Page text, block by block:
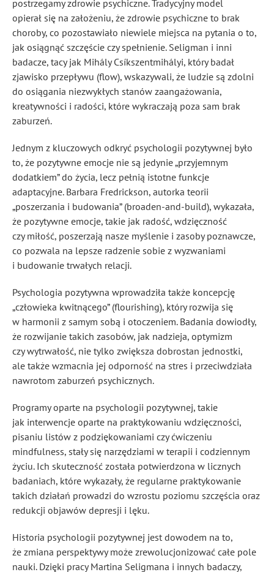
postrzegamy zdrowie psychiczne. Tradycyjny model
opierał się na założeniu, że zdrowie psychiczne to brak
choroby, co pozostawiało niewiele miejsca na pytania o to,
jak osiągnąć szczęście czy spełnienie. Seligman i inni
badacze, tacy jak Mihály Csíkszentmihályi, który badał
zjawisko przepływu (flow), wskazywali, że ludzie są zdolni
do osiągania niezwykłych stanów zaangażowania,
kreatywności i radości, które wykraczają poza sam brak
zaburzeń.
Jednym z kluczowych odkryć psychologii pozytywnej było
to, że pozytywne emocje nie są jedynie „przyjemnym
dodatkiem” do życia, lecz pełnią istotne funkcje
adaptacyjne. Barbara Fredrickson, autorka teorii
„poszerzania i budowania” (broaden-and-build), wykazała,
że pozytywne emocje, takie jak radość, wdzięczność
czy miłość, poszerzają nasze myślenie i zasoby poznawcze,
co pozwala na lepsze radzenie sobie z wyzwaniami
i budowanie trwałych relacji.
Psychologia pozytywna wprowadziła także koncepcję
„człowieka kwitnącego” (flourishing), który rozwija się
w harmonii z samym sobą i otoczeniem. Badania dowiodły,
że rozwijanie takich zasobów, jak nadzieja, optymizm
czy wytrwałość, nie tylko zwiększa dobrostan jednostki,
ale także wzmacnia jej odporność na stres i przeciwdziała
nawrotom zaburzeń psychicznych.
Programy oparte na psychologii pozytywnej, takie
jak interwencje oparte na praktykowaniu wdzięczności,
pisaniu listów z podziękowaniami czy ćwiczeniu
mindfulness, stały się narzędziami w terapii i codziennym
życiu. Ich skuteczność została potwierdzona w licznych
badaniach, które wykazały, że regularne praktykowanie
takich działań prowadzi do wzrostu poziomu szczęścia oraz
redukcji objawów depresji i lęku.
Historia psychologii pozytywnej jest dowodem na to,
że zmiana perspektywy może zrewolucjonizować całe pole
nauki. Dzięki pracy Martina Seligmana i innych badaczy,